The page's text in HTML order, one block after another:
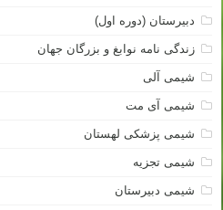
دبیرستان (دوره اول)
زندگی نامه نوابغ و بزرگان جهان
شیمی آلی
شیمی آی مت
شیمی پزشکی لهستان
شیمی تجزیه
شیمی دبیرستان